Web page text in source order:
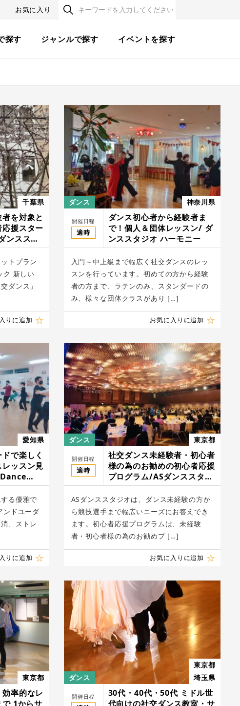
お気に入り
探す ジャンルで探す イベントを探す
千葉県
を対象と
援スター
ンススク
トプラン
ク 新しい
ダンス」
りに追加
ダンス 神奈川県
開催日程
適時
ダンス初心者から経験者ま
で！個人＆団体レッスン/ ダ
ンススタジオ ハーモニー
入門～中上級まで幅広く社交ダンスのレッ
スンを行っています。初めての方から経験
者の方まで、ラテンのみ、スタンダードの
み、様々な団体クラスがあり […]
お気に入りに追加
愛知県
で楽しく
ッスン見
る優雅で
ンドユーダ
、ストレ
りに追加
ダンス 東京都
開催日程
適時
社交ダンス未経験者・初心者
様の為のお勧めの初心者応援
プログラム/ASダンススタジ
オ
ASダンススタジオは、ダンス未経験の方か
ら競技選手まで幅広いニーズにお答えでき
ます。初心者応援プログラムは、未経験
者・初心者様の為のお勧めプ […]
お気に入りに追加
東京都
率的なレ
1からサ
ダンス
東京都
埼玉県
開催日程
30代・40代・50代 ミドル世
代向けの社交ダンス教室・サ